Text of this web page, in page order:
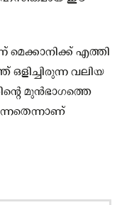
മെക്കാനിക്ക് എത്തി
ഒളിച്ചിരുന്ന വലിയ
മുൻഭാഗത്തെ